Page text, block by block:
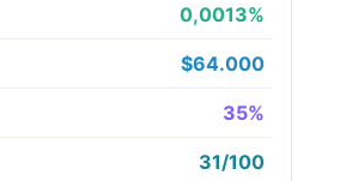
0,0013%
$64.000
35%
31/100